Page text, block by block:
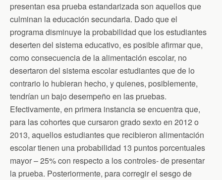
presentan esa prueba estandarizada son aquellos que
culminan la educación secundaria. Dado que el
programa disminuye la probabilidad que los estudiantes
deserten del sistema educativo, es posible afirmar que,
como consecuencia de la alimentación escolar, no
desertaron del sistema escolar estudiantes que de lo
contrario lo hubieran hecho, y quienes, posiblemente,
tendrían un bajo desempeño en las pruebas.
Efectivamente, en primera instancia se encuentra que,
para las cohortes que cursaron grado sexto en 2012 o
2013, aquellos estudiantes que recibieron alimentación
escolar tienen una probabilidad 13 puntos porcentuales
mayor – 25% con respecto a los controles- de presentar
la prueba. Posteriormente, para corregir el sesgo de